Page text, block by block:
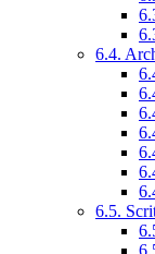
6.4.
6.5.